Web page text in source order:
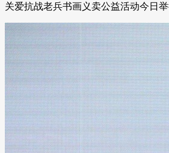
关爱抗战老兵书画义卖公益活动今日